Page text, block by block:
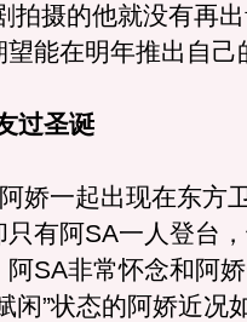
拍摄的他就没有再
能在明年推出自己
过圣诞
一起出现在东方
有阿SA一人登台
SA非常怀念和阿
闲”状态的阿娇近况